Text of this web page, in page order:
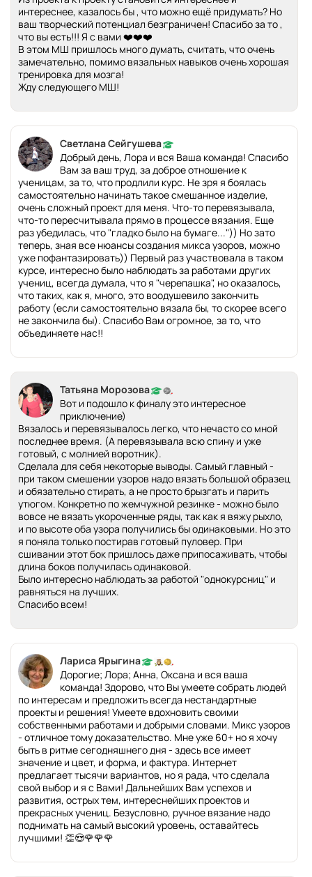
интереснее, казалось бы , что можно ещё придумать? Но
ваш творческий потенциал безграничен! Спасибо за то ,
что вы есть!!! Я с вами ❤️❤️❤️
В этом МШ пришлось много думать, считать, что очень
замечательно, помимо вязальных навыков очень хорошая
тренировка для мозга!
Жду следующего МШ!
Светлана Сейгушева
Добрый день, Лора и вся Ваша команда! Спасибо
Вам за ваш труд, за доброе отношение к
ученицам, за то, что продлили курс. Не зря я боялась
самостоятельно начинать такое смешанное изделие,
очень сложный проект для меня. Что-то перевязывала,
что-то пересчитывала прямо в процессе вязания. Еще
раз убедилась, что "гладко было на бумаге...")) Но зато
теперь, зная все нюансы создания микса узоров, можно
уже пофантазировать)) Первый раз участвовала в таком
курсе, интересно было наблюдать за работами других
учениц, всегда думала, что я "черепашка", но оказалось,
что таких, как я, много, это воодушевило закончить
работу (если самостоятельно вязала бы, то скорее всего
не закончила бы). Спасибо Вам огромное, за то, что
объединяете нас!!
Татьяна Морозова
Вот и подошло к финалу это интересное
приключение)
Вязалось и перевязывалось легко, что нечасто со мной
последнее время. (А перевязывала всю спину и уже
готовый, с молнией воротник).
Сделала для себя некоторые выводы. Самый главный -
при таком смешении узоров надо вязать большой образец
и обязательно стирать, а не просто брызгать и парить
утюгом. Конкретно по жемчужной резинке - можно было
вовсе не вязать укороченные ряды, так как я вяжу рыхло,
и по высоте оба узора получились бы одинаковыми. Но это
я поняла только постирав готовый пуловер. При
сшивании этот бок пришлось даже припосаживать, чтобы
длина боков получилась одинаковой.
Было интересно наблюдать за работой "однокурсниц" и
равняться на лучших.
Спасибо всем!
Лариса Ярыгина
Дорогие; Лора; Анна, Оксана и вся ваша
команда! Здорово, что Вы умеете собрать людей
по интересам и предложить всегда нестандартные
проекты и решения! Умеете вдохновить своими
собственными работами и добрыми словами. Микс узоров
- отличное тому доказательство. Мне уже 60+ но я хочу
быть в ритме сегодняшнего дня - здесь все имеет
значение и цвет, и форма, и фактура. Интернет
предлагает тысячи вариантов, но я рада, что сделала
свой выбор и я с Вами! Дальнейших Вам успехов и
развития, острых тем, интереснейших проектов и
прекрасных учениц. Безусловно, ручное вязание надо
поднимать на самый высокий уровень, оставайтесь
лучшими! 👏😍🌹🌹🌹